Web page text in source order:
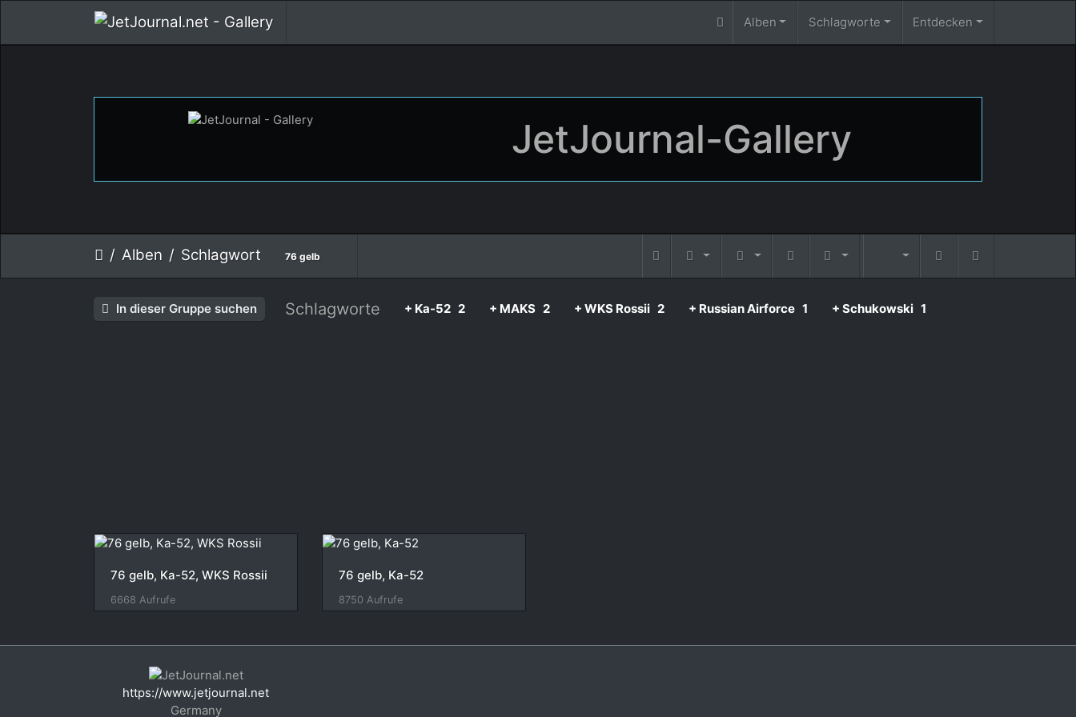
Alben Schlagworte Entdecken
JetJournal-Gallery
Alben Schlagwort 76 gelb
In dieser Gruppe suchen Schlagworte + Ka-52 2 + MAKS 2 + WKS Rossii 2 + Russian Airforce 1 + Schukowski 1
76 gelb, Ka-52, WKS Rossii
6668 Aufrufe
76 gelb, Ka-52
8750 Aufrufe
https://www.jetjournal.net
Germany